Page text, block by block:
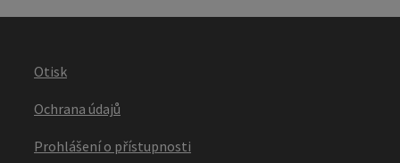
Otisk
Ochrana údajů
Prohlášení o přístupnosti